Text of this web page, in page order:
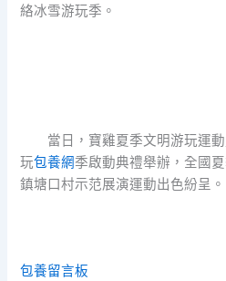
絡冰雪游玩季。
當日，寶雞夏季文明游玩運
玩包養網季啟動典禮舉辦，全國
鎮塘口村示范展演運動出色紛呈。
包養留言板